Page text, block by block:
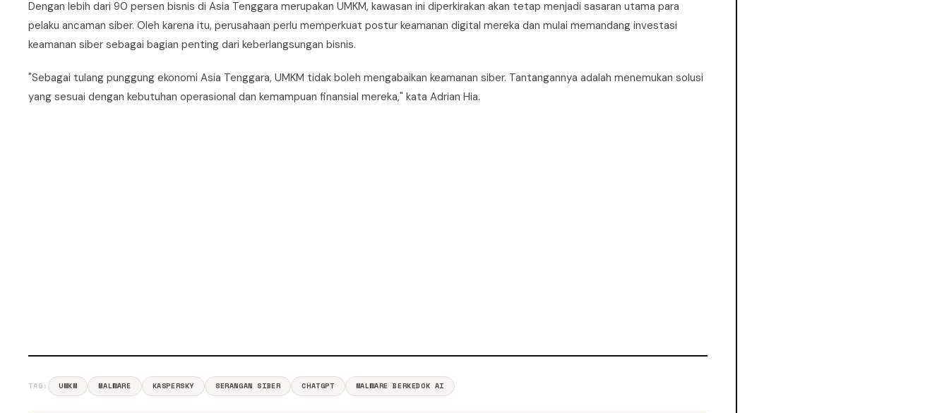
Dengan lebih dari 90 persen bisnis di Asia Tenggara merupakan UMKM, kawasan ini diperkirakan akan tetap menjadi sasaran utama para
pelaku ancaman siber. Oleh karena itu, perusahaan perlu memperkuat postur keamanan digital mereka dan mulai memandang investasi
keamanan siber sebagai bagian penting dari keberlangsungan bisnis.
"Sebagai tulang punggung ekonomi Asia Tenggara, UMKM tidak boleh mengabaikan keamanan siber. Tantangannya adalah menemukan solusi
yang sesuai dengan kebutuhan operasional dan kemampuan finansial mereka," kata Adrian Hia.
TAG: UMKM MALWARE KASPERSKY SERANGAN SIBER CHATGPT MALWARE BERKEDOK AI